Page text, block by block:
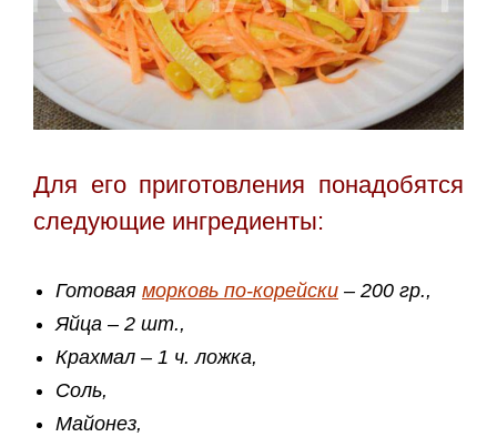
Для его приготовления понадобятся
следующие ингредиенты:
Готовая морковь по-корейски – 200 гр.,
Яйца – 2 шт.,
Крахмал – 1 ч. ложка,
Соль,
Майонез,